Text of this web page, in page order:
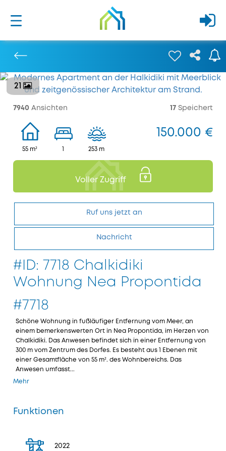
21
7940 Ansichten 17 Speichert
55 m² 253 m
150.000 €
Voller Zugriff
Ruf uns jetzt an
Nachricht
#ID: 7718 Chalkidiki
Wohnung Nea Propontida
#7718
Schöne Wohnung in fußläufiger Entfernung vom Meer, an
einem bemerkenswerten Ort in Nea Propontida, im Herzen von
Chalkidiki. Das Anwesen befindet sich in einer Entfernung von
300 m vom Zentrum des Dorfes. Es besteht aus 1 Ebenen mit
einer Gesamtfläche von 55 m². des Wohnbereichs. Das
Anwesen umfasst...
Mehr
Funktionen
2022